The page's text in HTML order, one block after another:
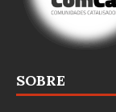
SOBRE